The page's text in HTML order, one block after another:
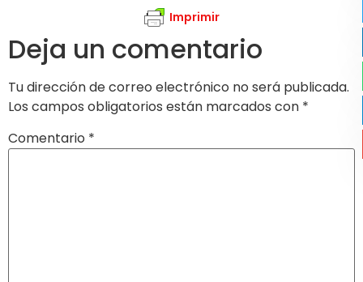
Imprimir
Deja un comentario
Tu dirección de correo electrónico no será publicada.
Los campos obligatorios están marcados con *
Comentario *